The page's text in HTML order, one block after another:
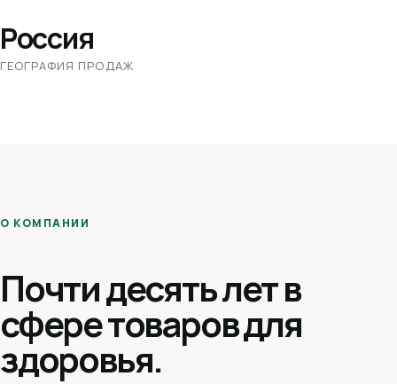
Россия
ГЕОГРАФИЯ ПРОДАЖ
О КОМПАНИИ
Почти десять лет в
сфере товаров для
здоровья.